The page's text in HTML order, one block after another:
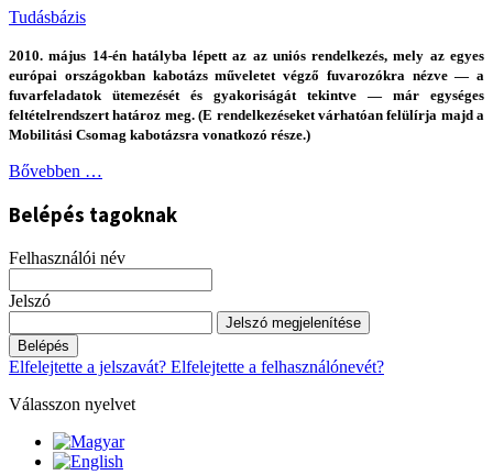
Tudásbázis
2010. május 14-én hatályba lépett az az uniós rendelkezés, mely az egyes
európai országokban kabotázs műveletet végző fuvarozókra nézve — a
fuvarfeladatok ütemezését és gyakoriságát tekintve — már egységes
feltételrendszert határoz meg. (E rendelkezéseket várhatóan felülírja majd a
Mobilitási Csomag kabotázsra vonatkozó része.)
Bővebben …
Belépés tagoknak
Felhasználói név
Jelszó
Jelszó megjelenítése
Belépés
Elfelejtette a jelszavát? Elfelejtette a felhasználónevét?
Válasszon nyelvet